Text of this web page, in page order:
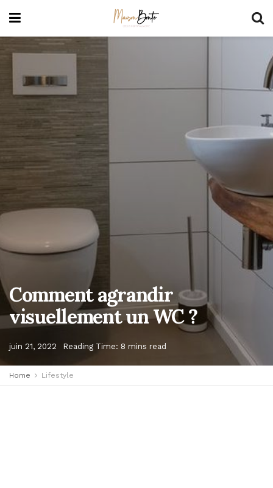
Comment agrandir
visuellement un WC ?
juin 21, 2022 Reading Time: 8 mins read
Home Lifestyle